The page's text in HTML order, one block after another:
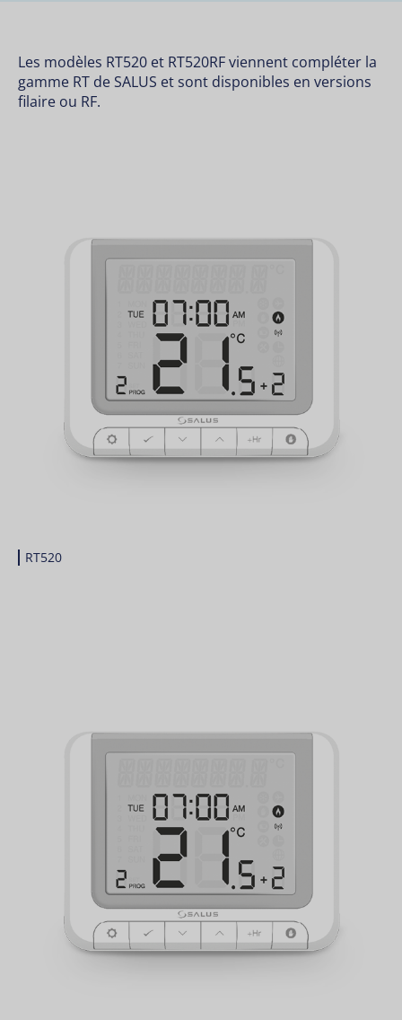
Les modèles RT520 et RT520RF viennent compléter la
gamme RT de SALUS et sont disponibles en versions
filaire ou RF.
RT520